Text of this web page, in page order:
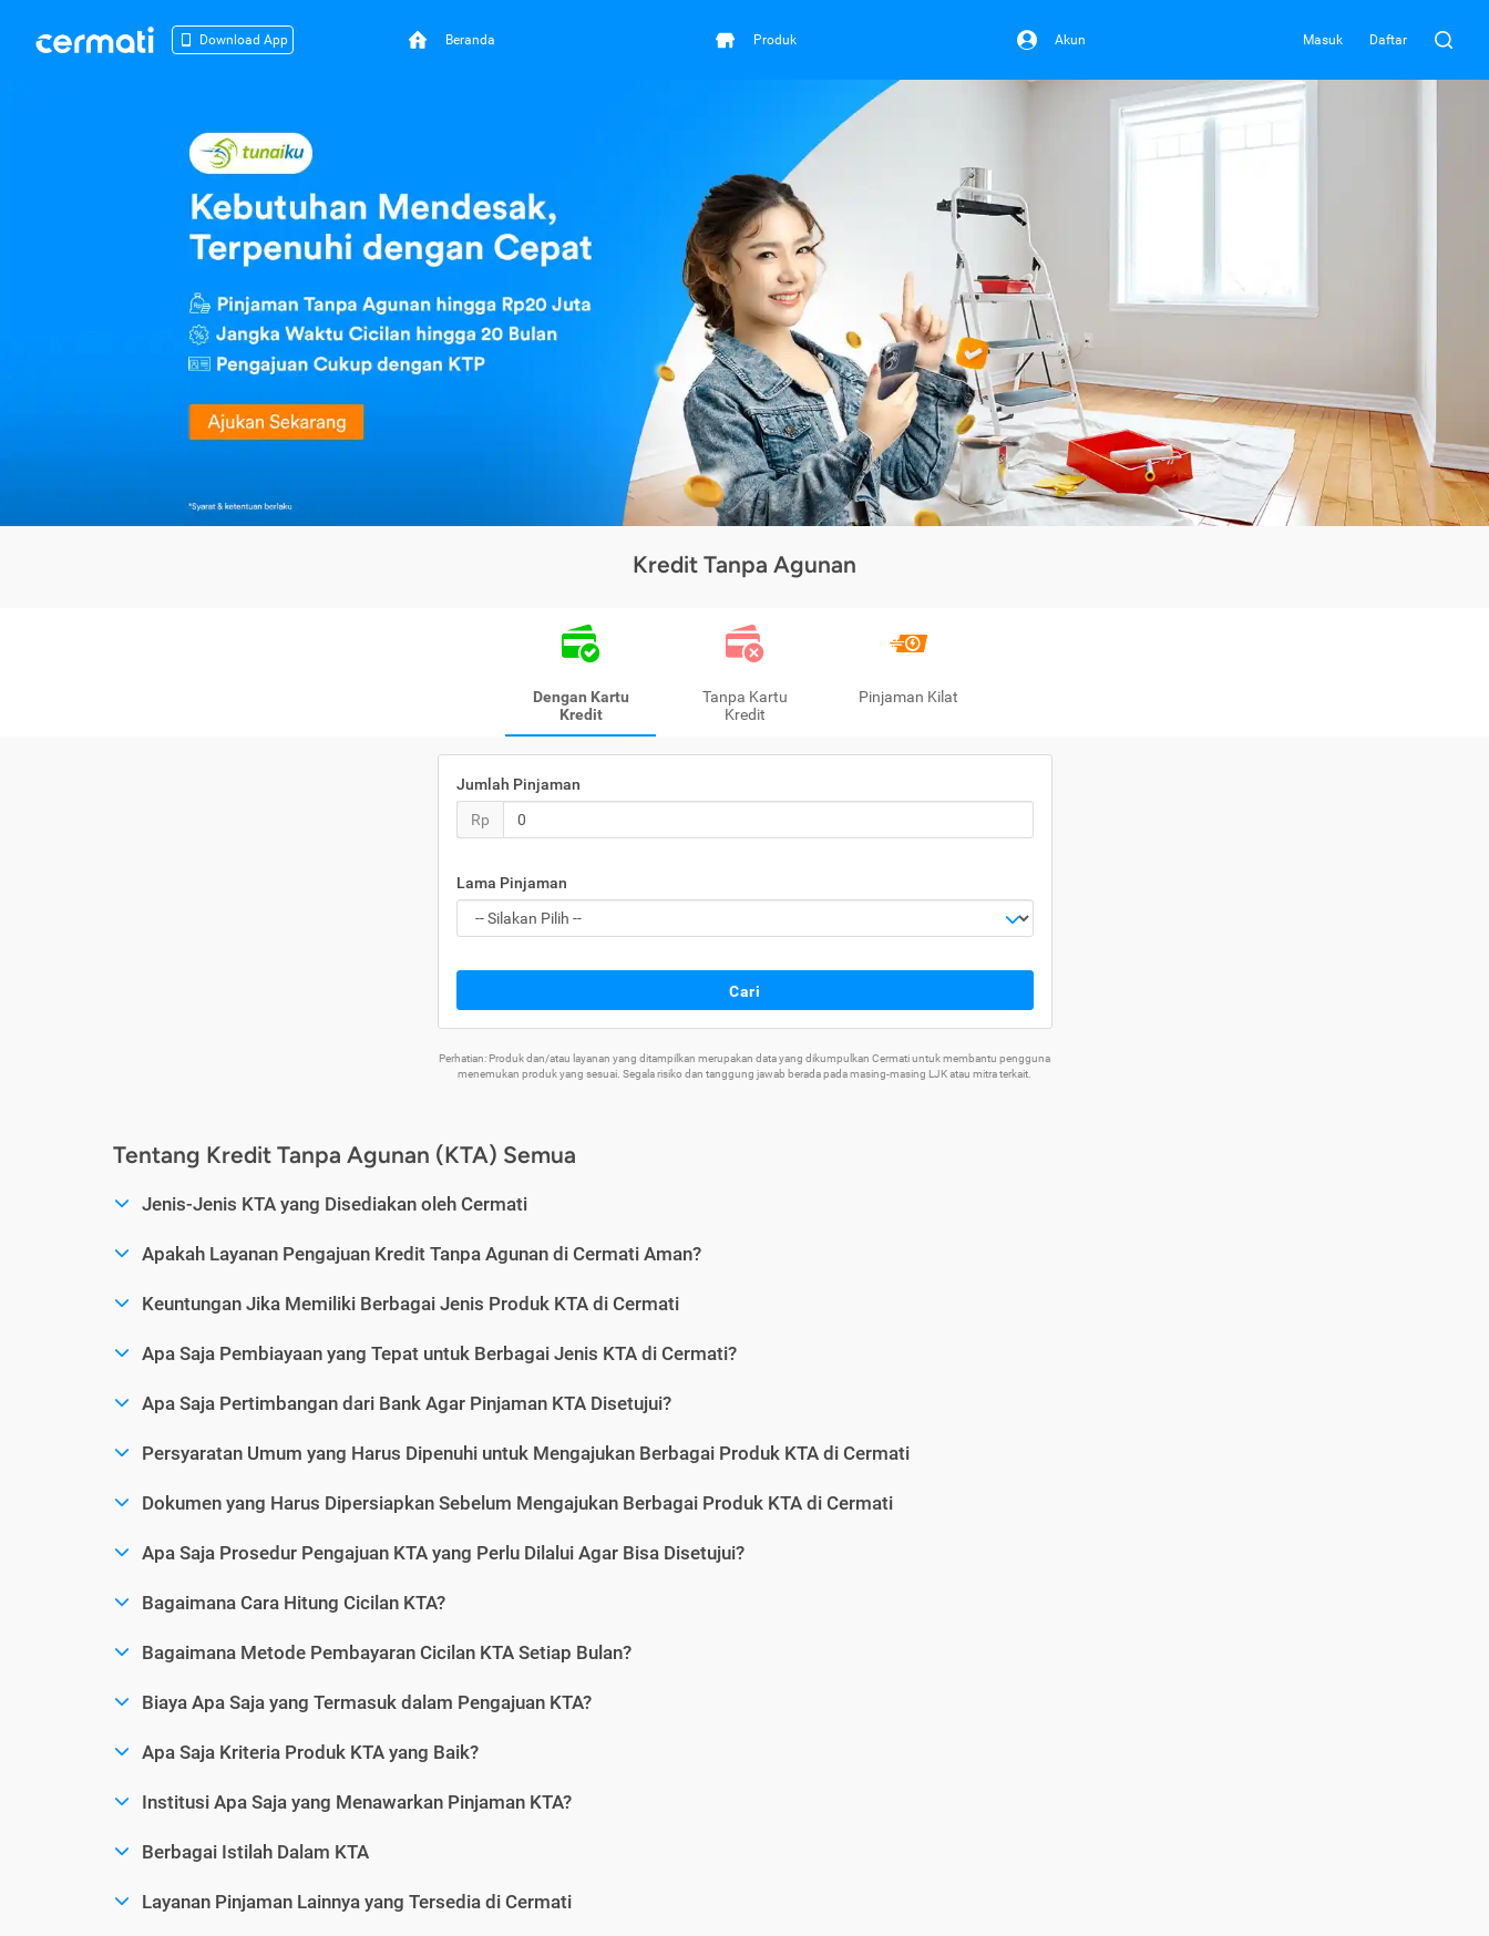
Download App Beranda Produk Akun Masuk Daftar
Kredit Tanpa Agunan
Dengan Kartu
Kredit
Tanpa Kartu
Kredit
Pinjaman Kilat
Jumlah Pinjaman
Rp
Lama Pinjaman
Cari
Perhatian: Produk dan/atau layanan yang ditampilkan merupakan data yang dikumpulkan Cermati untuk membantu pengguna
menemukan produk yang sesuai. Segala risiko dan tanggung jawab berada pada masing-masing LJK atau mitra terkait.
Tentang Kredit Tanpa Agunan (KTA) Semua
Jenis-Jenis KTA yang Disediakan oleh Cermati
Apakah Layanan Pengajuan Kredit Tanpa Agunan di Cermati Aman?
Keuntungan Jika Memiliki Berbagai Jenis Produk KTA di Cermati
Apa Saja Pembiayaan yang Tepat untuk Berbagai Jenis KTA di Cermati?
Apa Saja Pertimbangan dari Bank Agar Pinjaman KTA Disetujui?
Persyaratan Umum yang Harus Dipenuhi untuk Mengajukan Berbagai Produk KTA di Cermati
Dokumen yang Harus Dipersiapkan Sebelum Mengajukan Berbagai Produk KTA di Cermati
Apa Saja Prosedur Pengajuan KTA yang Perlu Dilalui Agar Bisa Disetujui?
Bagaimana Cara Hitung Cicilan KTA?
Bagaimana Metode Pembayaran Cicilan KTA Setiap Bulan?
Biaya Apa Saja yang Termasuk dalam Pengajuan KTA?
Apa Saja Kriteria Produk KTA yang Baik?
Institusi Apa Saja yang Menawarkan Pinjaman KTA?
Berbagai Istilah Dalam KTA
Layanan Pinjaman Lainnya yang Tersedia di Cermati